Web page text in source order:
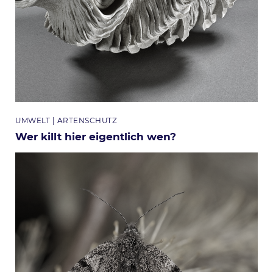
Themen
UMWELT ARTENSCHUTZ
Wer killt hier eigentlich wen?